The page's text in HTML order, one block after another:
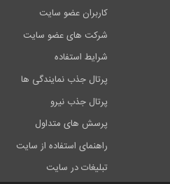
کاربران عضو سایت
شرکت های عضو سایت
شرایط استفاده
پرتال جذب نمایندگی ها
پرتال جذب نیرو
پرسش های متداول
راهنمای استفاده از سایت
تبلیغات در سایت